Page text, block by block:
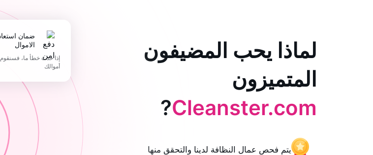
لماذا يحب المضيفون
المتميزون
Cleanster.com
?
يتم فحص عمال النظافة لدينا والتحقق منها
ضمان استعادة
الاموال
إذا حدث خطأ ما، فسنقوم
أموالك